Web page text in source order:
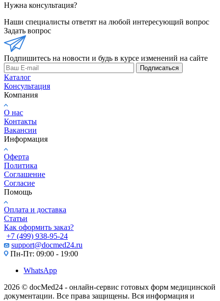
Нужна консультация?
Наши специалисты ответят на любой интересующий вопрос
Задать вопрос
Подпишитесь на новости и будь в курсе изменений на сайте
Подписаться
Каталог
Консультация
Компания
О нас
Контакты
Вакансии
Информация
Оферта
Политика
Соглашение
Согласие
Помощь
Оплата и доставка
Статьи
Как оформить заказ?
+7 (499) 938-95-24
support@docmed24.ru
Пн-Пт: 09:00 - 19:00
WhatsApp
2026 © docMed24 - онлайн-сервис готовых форм медицинской
документации. Все права защищены. Вся информация и